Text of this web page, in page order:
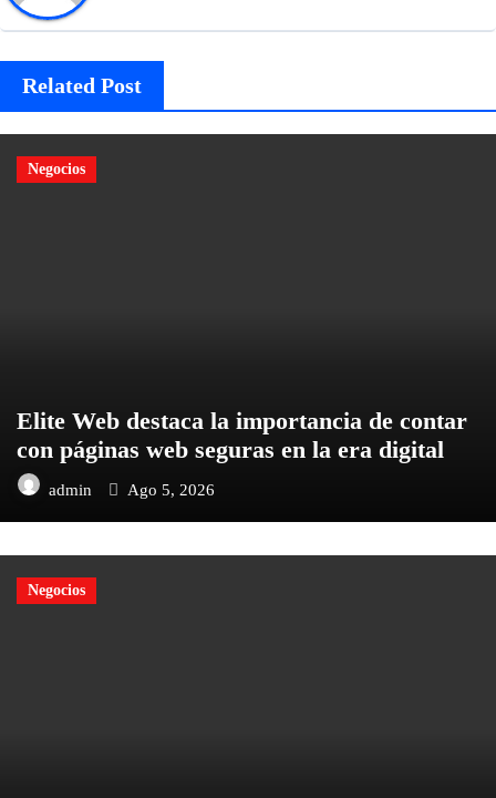
Related Post
Negocios
Elite Web destaca la importancia de contar
con páginas web seguras en la era digital
admin Ago 5, 2026
Negocios